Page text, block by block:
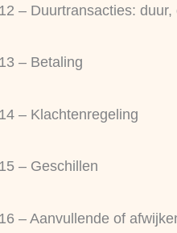
– Duurtransacties:
– Betaling
– Klachtenregeling
– Geschillen
– Aanvullende of